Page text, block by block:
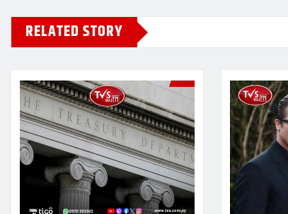
RELATED STORY